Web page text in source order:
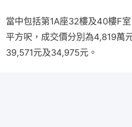
當中包括第1A座32樓及40樓F
平方呎，成交價分別為4,819萬
39,571元及34,975元。